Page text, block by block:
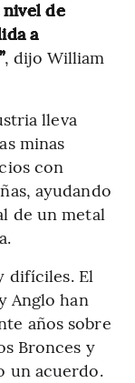
de
a
, dijo William
lleva
minas
con
ayudando
de un metal
difíciles. El
Anglo han
años sobre
Bronces y
un acuerdo.